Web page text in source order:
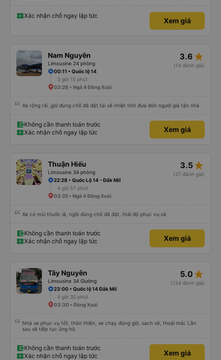
Xác nhận chỗ ngay lập tức
Xem giá
Nam Nguyên
Limousine 24 phòng
3.6 star_rate
(14 đánh giá)
00:11 • Quốc lộ 14
3 giờ 15 phút
03:26 • Ngã 4 Đồng Xoài
Xe rộng rãi ,giữ đúng chỗ đã đặt.tài xế nhiệt tình đưa đón người già tận nhà
Không cần thanh toán trước
Xác nhận chỗ ngay lập tức
Xem giá
Thuận Hiếu
Limousine 34 phòng
3.5 star_rate
(27 đánh giá)
22:28 • Quốc Lộ 14 - Đăk Mil
4 giờ 57 phút
03:25 • Ngã 4 Đồng Xoài
Xe có mùi thuốc lá, ngồi đúng chỗ đã đặt, thái độ phục vụ ok
Không cần thanh toán trước
Xác nhận chỗ ngay lập tức
Xem giá
Tây Nguyên
Limousine 34 Giường
5.0 star_rate
(134 đánh giá)
23:00 • Quốc lộ 14 Đắk Mil
4 giờ 30 phút
03:30 • Đồng Xoài
Nhà xe phục vụ tốt, thân thiện, xe chạy đúng giờ, sạch sẽ, thoải mái. Lần
sau sẽ tiếp tục ủng hộ.
Không cần thanh toán trước
Xác nhận chỗ ngay lập tức
Xem giá